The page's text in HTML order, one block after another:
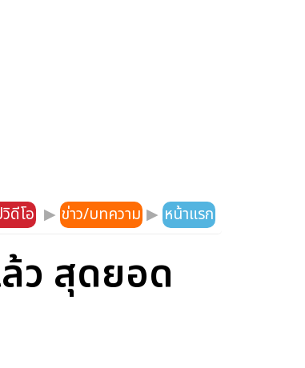
ดีโอ ▶ ข่าว/บทความ ▶ หน้าแรก
ว สุดยอด